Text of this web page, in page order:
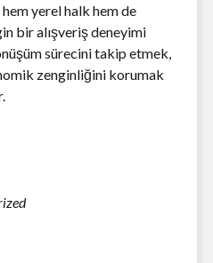
yerel halk hem de
bir alışveriş deneyimi
sürecini takip etmek,
zenginliğini korumak